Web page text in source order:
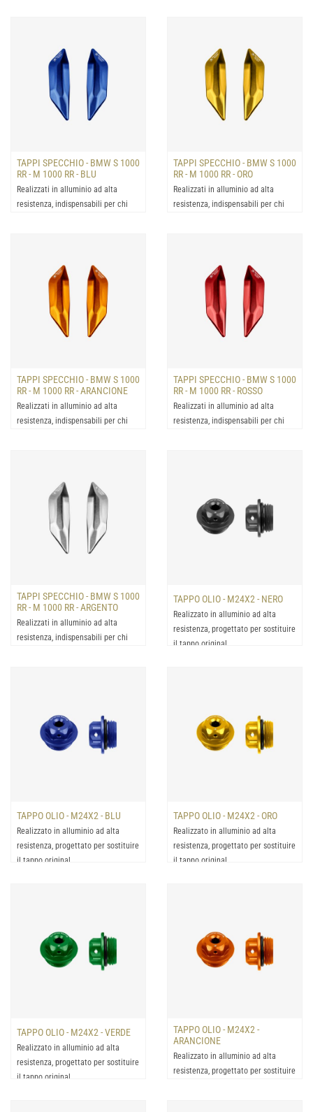
TAPPI SPECCHIO - BMW S 1000
RR - M 1000 RR - BLU
Realizzati in alluminio ad alta
resistenza, indispensabili per chi
TAPPI SPECCHIO - BMW S 1000
RR - M 1000 RR - ORO
Realizzati in alluminio ad alta
resistenza, indispensabili per chi
TAPPI SPECCHIO - BMW S 1000
RR - M 1000 RR - ARANCIONE
Realizzati in alluminio ad alta
resistenza, indispensabili per chi
TAPPI SPECCHIO - BMW S 1000
RR - M 1000 RR - ROSSO
Realizzati in alluminio ad alta
resistenza, indispensabili per chi
TAPPI SPECCHIO - BMW S 1000
RR - M 1000 RR - ARGENTO
Realizzati in alluminio ad alta
resistenza, indispensabili per chi
TAPPO OLIO - M24X2 - NERO
Realizzato in alluminio ad alta
resistenza, progettato per sostituire
il tappo original...
TAPPO OLIO - M24X2 - BLU
Realizzato in alluminio ad alta
resistenza, progettato per sostituire
il tappo original...
TAPPO OLIO - M24X2 - ORO
Realizzato in alluminio ad alta
resistenza, progettato per sostituire
il tappo original...
TAPPO OLIO - M24X2 - VERDE
Realizzato in alluminio ad alta
resistenza, progettato per sostituire
il tappo original...
TAPPO OLIO - M24X2 -
ARANCIONE
Realizzato in alluminio ad alta
resistenza, progettato per sostituire